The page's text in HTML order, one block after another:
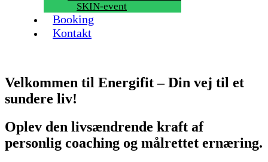
SKIN-event
Booking
Kontakt
Velkommen til Energifit – Din vej til et
sundere liv!
Oplev den livsændrende kraft af
personlig coaching og målrettet ernæring.